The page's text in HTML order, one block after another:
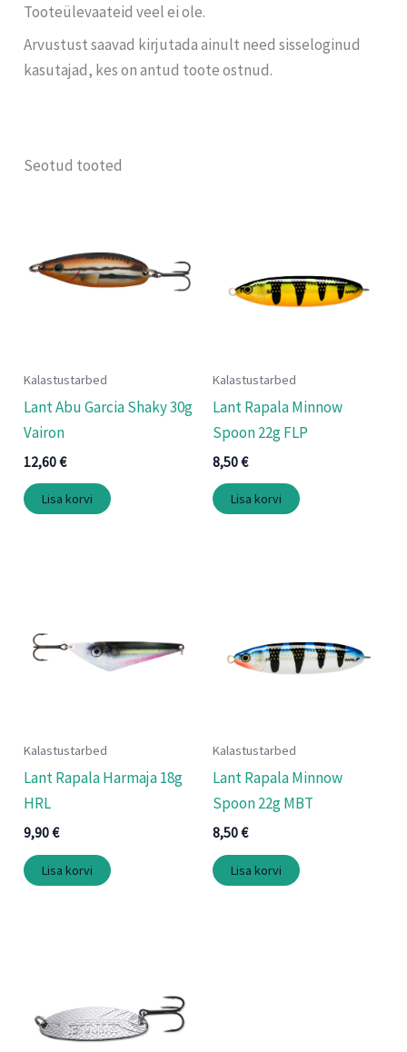
Tooteülevaateid veel ei ole.
Arvustust saavad kirjutada ainult need sisseloginud
kasutajad, kes on antud toote ostnud.
Seotud tooted
Kalastustarbed
Lant Abu Garcia Shaky 30g
Vairon
12,60€
Lisa korvi
Kalastustarbed
Lant Rapala Minnow
Spoon 22g FLP
8,50€
Lisa korvi
Kalastustarbed
Lant Rapala Harmaja 18g
HRL
9,90€
Lisa korvi
Kalastustarbed
Lant Rapala Minnow
Spoon 22g MBT
8,50€
Lisa korvi